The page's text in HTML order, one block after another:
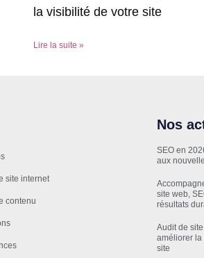
la visibilité de votre site
Lire la suite »
site internet
contenu
Nos
SEO en
aux
site web,
résultats
Audit de
améliorer la
site